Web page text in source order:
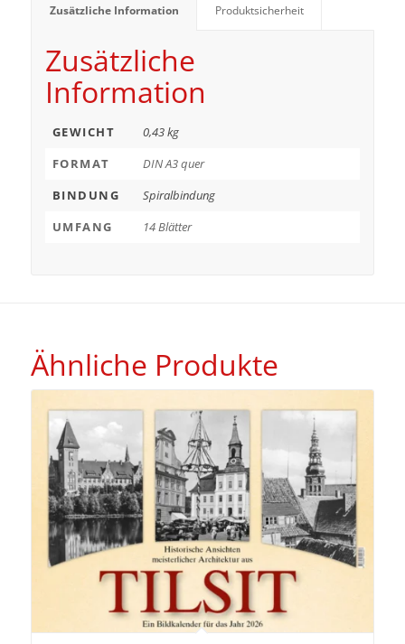
Zusätzliche Information Produktsicherheit
Zusätzliche
Information
GEWICHT
0,43 kg
FORMAT
DIN A3 quer
BINDUNG
Spiralbindung
UMFANG
14 Blätter
Ähnliche Produkte